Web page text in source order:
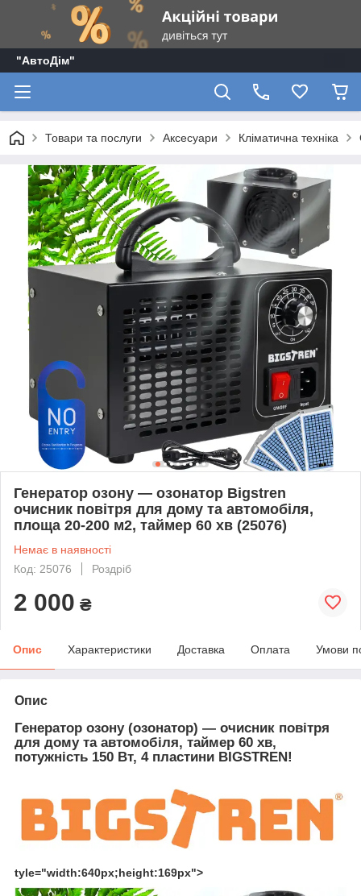
"АвтоДім"
Товари та послуги Аксесуари Кліматична техніка
Генератор озону — озонатор Bigstren
очисник повітря для дому та автомобіля,
площа 20-200 м2, таймер 60 хв (25076)
Немає в наявності
Код: 25076
Роздріб
2 000 ₴
Опис Характеристики Доставка Оплата Умови
Опис
Генератор озону (озонатор) — очисник повітря
для дому та автомобіля, таймер 60 хв,
потужність 150 Вт, 4 пластини BIGSTREN!
tyle="width:640px;height:169px">